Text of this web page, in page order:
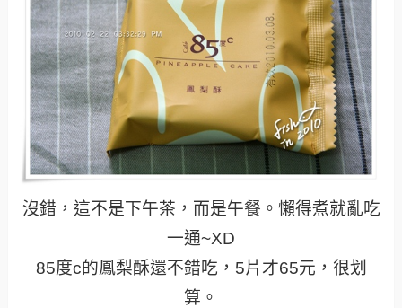
沒錯，這不是下午茶，而是午餐。懶得煮就亂吃
一通~XD
85度c的鳳梨酥還不錯吃，5片才65元，很划
算。